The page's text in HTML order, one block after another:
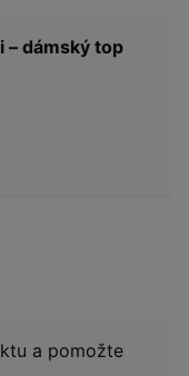
– dámský top
a pomožte